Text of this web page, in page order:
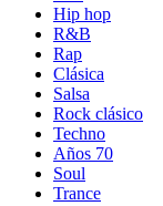
Hip hop
R&B
Rap
Clásica
Salsa
Rock clásico
Techno
Años 70
Soul
Trance